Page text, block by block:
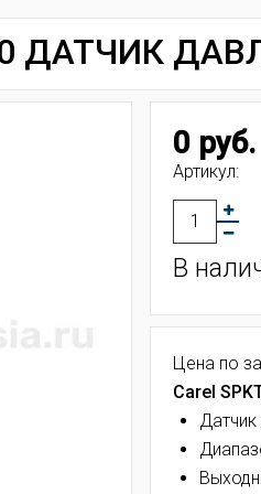
ДАТЧИК
0 руб.
Артикул:
В
Цена по
Carel